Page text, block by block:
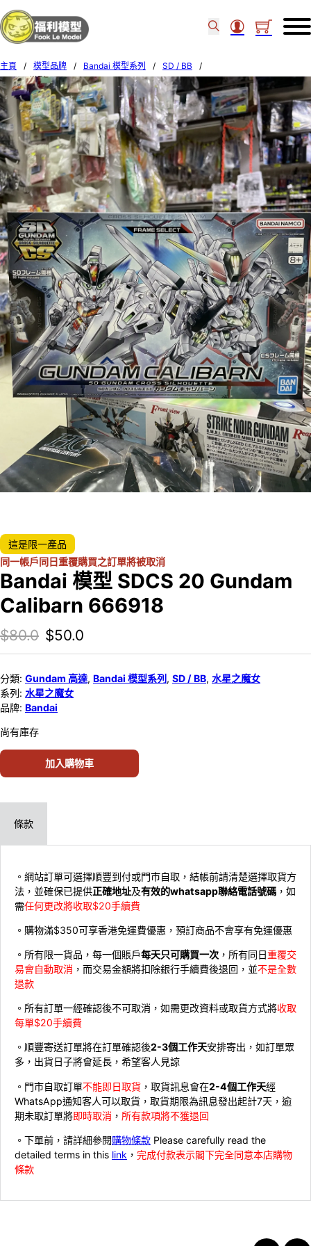
主頁 / 模型品牌 / Bandai 模型系列 / SD / BB
/
Bandai 模型 SDCS 20 Gundam Calibarn 666918
這是限一產品
同一帳戶同日重覆購買之訂單將被取消
Bandai 模型 SDCS 20 Gundam
Calibarn 666918
$80.0 Original price was: $80.0.
$50.0
分類: Gundam 高達, Bandai 模型系列 , SD / BB, 水星之魔女
系列: 水星之魔女
品牌: Bandai
尚有庫存
加入購物車
條款
。網站訂單可選擇順豐到付或門市自取，結帳前請清楚選擇取貨方
法，並確保已提供正確地址及有效的whatsapp聯絡電話號碼 ，如
需任何更改將收取$20手續費
。購物滿$350可享香港免運費優惠，預訂商品不會享有免運優惠
。所有限一貨品，每一個賬戶每天只可購買一次 ，所有同日重覆交
易會自動取消 ，而交易金額將扣除銀行手續費後退回，並不是全數
退款
。所有訂單一經確認後不可取消，如需更改資料或取貨方式將收取
每單$20手續費
。順豐寄送訂單將在訂單確認後2-3個工作天安排寄出，如訂單眾
多，出貨日子將會延長，希望客人見諒
。門市自取訂單不能即日取貨 ，取貨訊息會在2-4個工作天經
WhatsApp通知客人可以取貨，取貨期限為訊息發出起計7天，逾
期未取訂單將即時取消 ， 所有款項將不獲退回
。下單前，請詳細參閱購物條款 Please carefully read the
detailed terms in this link ， 完成付款表示閣下完全同意本店購物
條款